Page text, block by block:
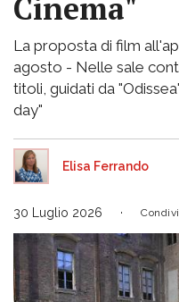
Cinema"
La proposta di film
agosto - Nelle sale
titoli, guidati da
day"
Elisa Ferrando
30 Luglio 2026